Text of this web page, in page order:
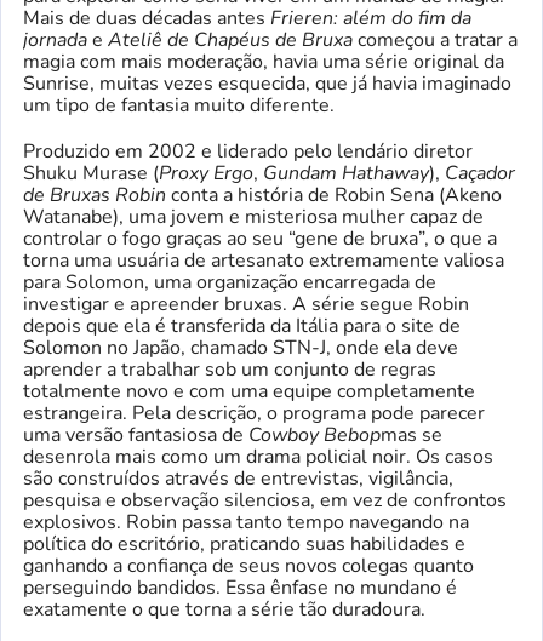
Mais de duas décadas antes Frieren: além do fim da
jornadae Ateliê de Chapéus de Bruxacomeçou a tratar a
magia com mais moderação, havia uma série original da
Sunrise, muitas vezes esquecida, que já havia imaginado
um tipo de fantasia muito diferente.
Produzido em 2002 e liderado pelo lendário diretor
Shuku Murase (Proxy Ergo, Gundam Hathaway), Caçador
de Bruxas Robin conta a história de Robin Sena (Akeno
Watanabe), uma jovem e misteriosa mulher capaz de
controlar o fogo graças ao seu “gene de bruxa”, o que a
torna uma usuária de artesanato extremamente valiosa
para Solomon, uma organização encarregada de
investigar e apreender bruxas. A série segue Robin
depois que ela é transferida da Itália para o site de
Solomon no Japão, chamado STN-J, onde ela deve
aprender a trabalhar sob um conjunto de regras
totalmente novo e com uma equipe completamente
estrangeira. Pela descrição, o programa pode parecer
uma versão fantasiosa de Cowboy Bebopmas se
desenrola mais como um drama policial noir. Os casos
são construídos através de entrevistas, vigilância,
pesquisa e observação silenciosa, em vez de confrontos
explosivos. Robin passa tanto tempo navegando na
política do escritório, praticando suas habilidades e
ganhando a confiança de seus novos colegas quanto
perseguindo bandidos. Essa ênfase no mundano é
exatamente o que torna a série tão duradoura.